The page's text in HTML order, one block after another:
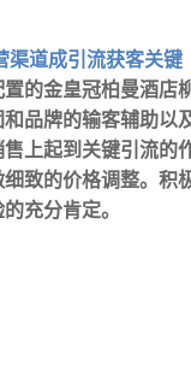
渠道成引流获客关键
的金皇冠柏曼酒店
品牌的输客辅助以
上起到关键引流的
致的价格调整。积
充分肯定。